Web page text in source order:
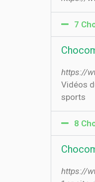
7
https://
Vidéos
sports
8
https://